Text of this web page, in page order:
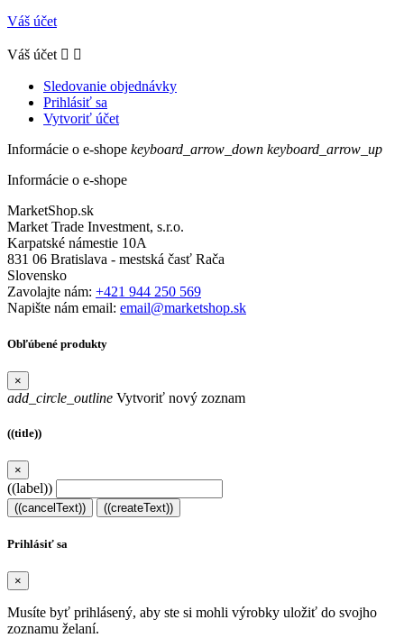
Váš účet
Váš účet  
Sledovanie objednávky
Prihlásiť sa
Vytvoriť účet
Informácie o e-shope keyboard_arrow_down keyboard_arrow_up
Informácie o e-shope
MarketShop.sk
Market Trade Investment, s.r.o.
Karpatské námestie 10A
831 06 Bratislava - mestská časť Rača
Slovensko
Zavolajte nám: +421 944 250 569
Napište nám email: email@marketshop.sk
Obľúbené produkty
×
add_circle_outline Vytvoriť nový zoznam
((title))
×
((label))
((cancelText)) ((createText))
Prihlásiť sa
×
Musíte byť prihlásený, aby ste si mohli výrobky uložiť do svojho
zoznamu želaní.